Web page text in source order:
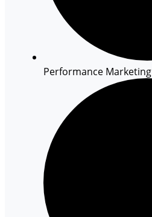
Performance Marketing